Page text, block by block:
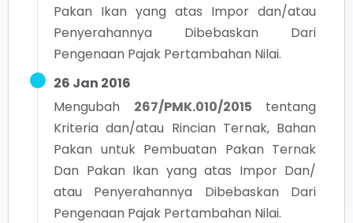
Pakan Ikan yang atas Impor dan/atau
Penyerahannya Dibebaskan Dari
Pengenaan Pajak Pertambahan Nilai.
26 Jan 2016
Mengubah
267/PMK.010/2015
tentang
Kriteria dan/atau Rincian Ternak, Bahan
Pakan untuk Pembuatan Pakan Ternak
Dan Pakan Ikan yang atas Impor Dan/
atau Penyerahannya Dibebaskan Dari
Pengenaan Pajak Pertambahan Nilai.